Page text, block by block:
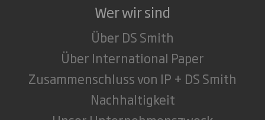
Wer wir sind
Über DS Smith
Über International Paper
Zusammenschluss von IP + DS Smith
Nachhaltigkeit